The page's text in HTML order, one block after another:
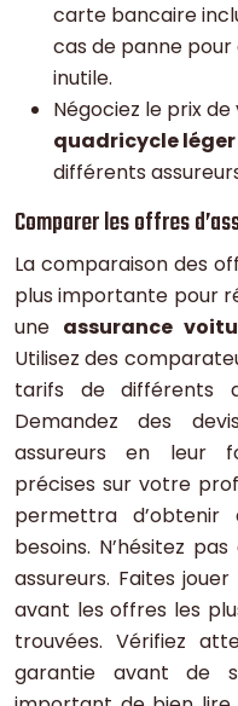
carte bancaire
cas de panne
inutile.
Négociez le prix
quadricycle léger
différents
Comparer les offres
La comparaison des
plus importante pour
une assurance
Utilisez des
tarifs de différents
Demandez des
assureurs en leur
précises sur votre
permettra
besoins. N’hésitez
assureurs. Faites
avant les offres les
trouvées. Vérifiez
garantie avant de